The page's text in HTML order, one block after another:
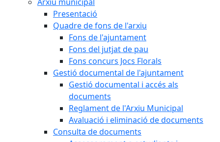
Presentació
Quadre de fons de l'arxiu
Fons de l'ajuntament
Fons del jutjat de pau
Fons concurs Jocs Florals
Gestió documental de l'ajuntament
Gestió documental i accés als
documents
Reglament de l'Arxiu Municipal
Avaluació i eliminació de documents
Consulta de documents